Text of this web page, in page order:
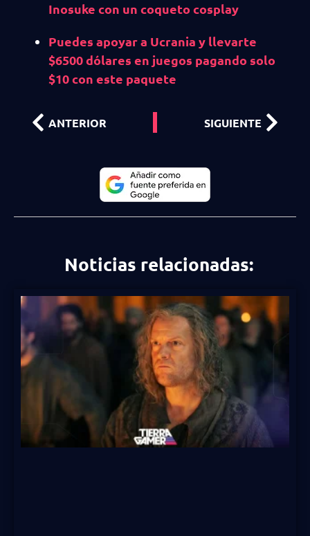
Inosuke con un coqueto cosplay
Puedes apoyar a Ucrania y llevarte
$6500 dólares en juegos pagando solo
$10 con este paquete
ANTERIOR SIGUIENTE
Noticias relacionadas: